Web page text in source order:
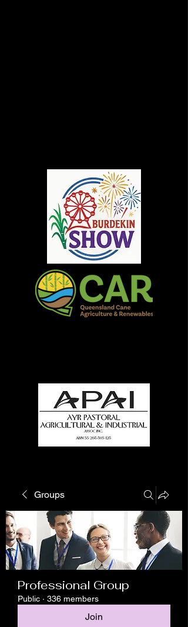
Groups
Professional Group
Public · 336 members
Join